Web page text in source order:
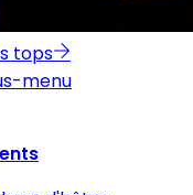
tops
menu